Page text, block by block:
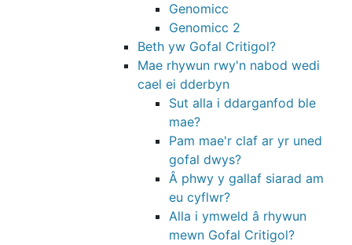
Genomicc
Genomicc 2
Beth yw Gofal Critigol?
Mae rhywun rwy'n nabod wedi
cael ei dderbyn
Sut alla i ddarganfod ble
mae?
Pam mae'r claf ar yr uned
gofal dwys?
Â phwy y gallaf siarad am
eu cyflwr?
Alla i ymweld â rhywun
mewn Gofal Critigol?